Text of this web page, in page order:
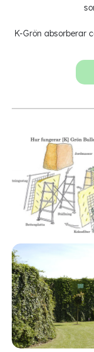
K-Grön absorberar